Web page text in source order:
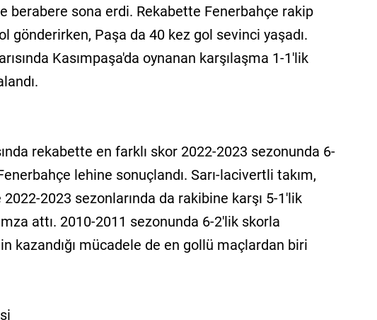
berabere sona erdi. Rekabette Fenerbahçe rakip
gönderirken, Paşa da 40 kez gol sevinci yaşadı.
Kasımpaşa'da oynanan karşılaşma 1-1'lik
rekabette en farklı skor 2022-2023 sezonunda 6-
lehine sonuçlandı. Sarı-lacivertli takım,
2023 sezonlarında da rakibine karşı 5-1'lik
attı. 2010-2011 sezonunda 6-2'lik skorla
kazandığı mücadele de en gollü maçlardan biri